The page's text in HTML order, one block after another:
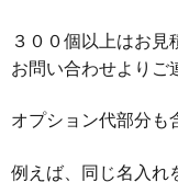
３００個以上はお見
お問い合わせよりご
オプション代部分も
例えば、同じ名入れ